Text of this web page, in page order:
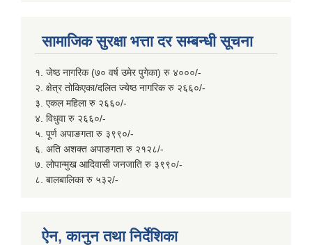
सामाजिक सुरक्षा भत्ता दर सम्बन्धी सूचना
१. जेष्ठ नागरिक (७० वर्ष उमेर पुगेका) रु ४०००/-
२. क्षेत्र तोकिएका/दलित ज्येष्ठ नागरिक रु २६६०/-
३. एकल महिला रु २६६०/-
४. विधुवा रु २६६०/-
५. पूर्ण अपाङगता रु ३९९०/-
६. अति अशक्त अपाङगता रु २१२८/-
७. लोपान्मुख आदिवासी जनजाति रु ३९९०/-
८. बालबालिका रु ५३२/-
ऐन, कानुन तथा निर्देशिका